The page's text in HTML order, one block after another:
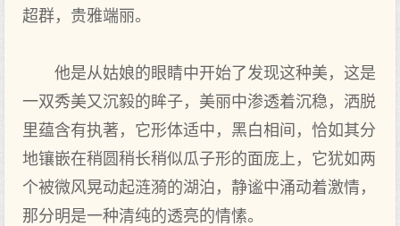
超群，贵雅端丽。
他是从姑娘的眼睛中开始了发现这种美，这是
一双秀美又沉毅的眸子，美丽中渗透着沉稳，洒脱
里蕴含有执著，它形体适中，黑白相间，恰如其分
地镶嵌在稍圆稍长稍似瓜子形的面庞上，它犹如两
个被微风晃动起涟漪的湖泊，静谧中涌动着激情，
那分明是一种清纯的透亮的情愫。